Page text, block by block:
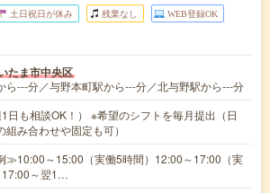
土日祝日が休み 残業なし WEB登録OK
たま市中央区
ら---分／与野本町駅から---分／北与野駅から---分
日も相談OK！） ※希望のシフトを毎月提出（日
組み合わせや固定も可）
≫10:00～15:00（実働5時間）12:00～17:00（実
17:00～翌1…